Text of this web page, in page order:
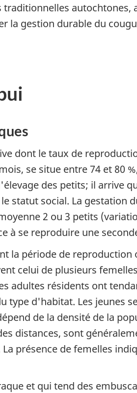
traditionnelles
la gestion durable du
dont le taux de
se situe entre 74 et 80
des petits; il arrive
statut social. La gestation
2 ou 3 petits
à se reproduire une
la période de
celui de plusieurs
adultes résidents ont
type d'habitat. Les jeunes
de la densité de la
distances, sont
présence de femelles
et qui tend des